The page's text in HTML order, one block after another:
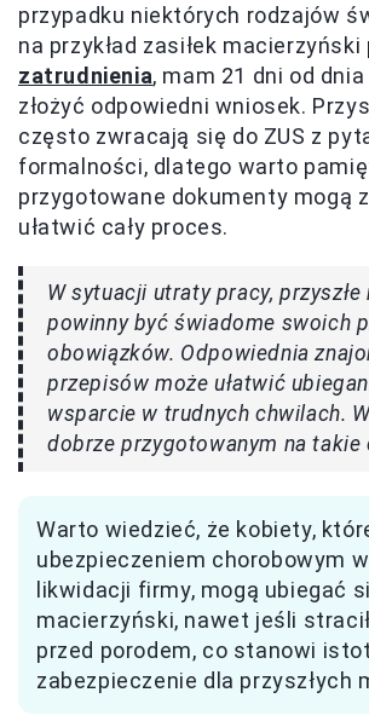
przypadku niektórych rodzajów
na przykład zasiłek macierzyński
zatrudnienia, mam 21 dni od
złożyć odpowiedni wniosek.
często zwracają się do ZUS z
formalności, dlatego warto
przygotowane dokumenty mogą
ułatwić cały proces.
W sytuacji utraty pracy, przyszłe
powinny być świadome swoich
obowiązków. Odpowiednia
przepisów może ułatwić
wsparcie w trudnych chwilach.
dobrze przygotowanym na takie
Warto wiedzieć, że kobiety,
ubezpieczeniem chorobowym
likwidacji firmy, mogą ubiegać
macierzyński, nawet jeśli
przed porodem, co stanowi
zabezpieczenie dla przyszłych